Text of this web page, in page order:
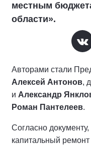
местным
области».
Авторами стали
Алексей Антонов,
и Александр
Роман Пантелеев.
Согласно
капитальный